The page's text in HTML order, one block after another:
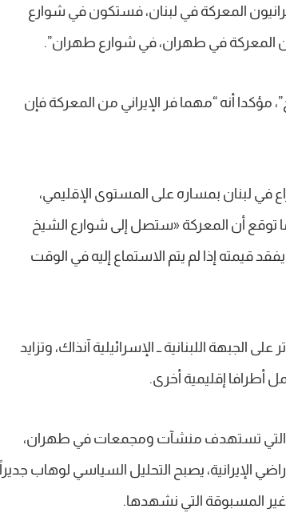
المعركة في لبنان، فستكون في شوارع
المعركة في طهران، في شوارع طهران”.
مؤكدا أنه “مهما فر الإيراني من المعركة فإن
لبنان بمساره على المستوى الإقليمي،
سابقة عام 2005 عندما توقع أن المعركة «ستصل إلى شوارع الشيخ
قيمته إذا لم يتم الاستماع إليه في الوقت
الجبهة اللبنانية ــ الإسرائيلية آنذاك، وتزايد
أطرافا إقليمية أخرى.
التي تستهدف منشآت ومجمعات في طهران،
الإيرانية، يصبح التحليل السياسي لوهاب جديراً
المسبوقة التي نشهدها.